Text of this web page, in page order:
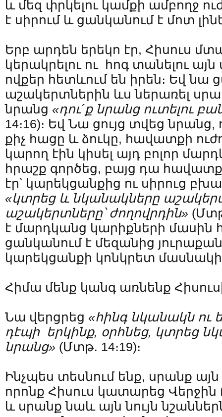
և մեզ փրկելու կամքի ամբողջ
է սիրում և ցանկանում է մոտ
Երբ արդեն երեկո էր, Հիսուս
կերակրելու ու հոգ տանելու
ովքեր հետևում են իրեն։ Եվ նա
աշակերտներին ևս ներառել
նրանց «դու´ք նրանց ուտելու
14։16)։ Եվ Նա ցույց տվեց
քիչ հացը և ձուկը, հավատքի
կարող էին կիսել այդ բոլոր
հրաշք գործեց, բայց դա
էր՝ կարեկցանքից ու սիրուց
«կտրեց և նկանակները
աշակերտները՝ ժողովրդին»
է մարդկանց կարիքների մասին
ցանկանում է մեզանից
կարեկցանքի կոնկրետ
Հիմա մենք կանգ առնենք
Նա վերցրեց «հինգ նկանակն ու
դէպի երկինք, օրհնեց, կտրեց
նրանց» (Մտթ․ 14։19)։
Ինչպես տեսնում ենք, սրանք այն
որոնք Հիսուս կատարեց
և սրանք նաև այն նույն